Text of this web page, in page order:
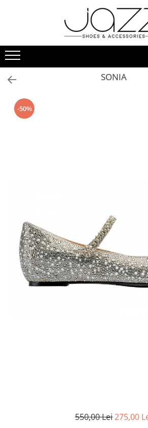
Pantofi cu toc
Pantofi flats
Sport couture
Sandale cu toc
Sandale flats
SONIA
-50%
550,00 Lei275,00